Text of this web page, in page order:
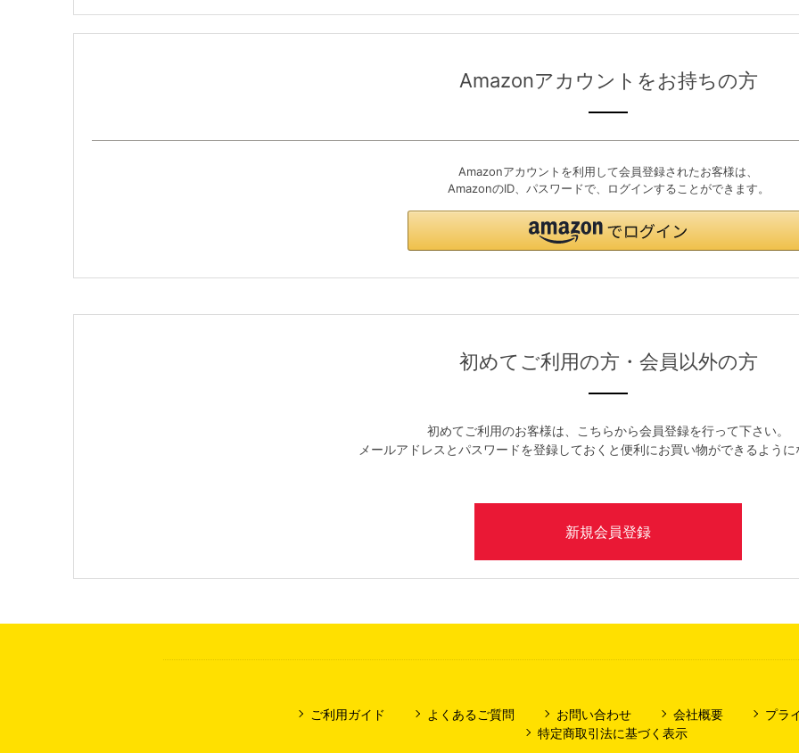
Amazonアカウントをお持ちの方
Amazonアカウントを利用して会員登録されたお客様は、
AmazonのID、パスワードで、ログインすることができます。
初めてご利用の方・会員以外の方
初めてご利用のお客様は、こちらから会員登録を行って下さい。
メールアドレスとパスワードを登録しておくと便利にお買い物ができるよう
ご利用ガイド よくあるご質問 お問い合わせ 会社概要
プラ
特定商取引法に基づく表示